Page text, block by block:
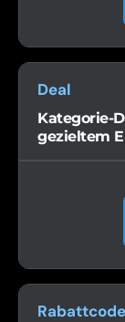
Deal
Kategorie-
gezieltem
Rabattcode